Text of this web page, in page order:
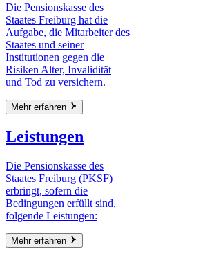
Die Pensionskasse des
Staates Freiburg hat die
Aufgabe, die Mitarbeiter des
Staates und seiner
Institutionen gegen die
Risiken Alter, Invalidität
und Tod zu versichern.
Mehr erfahren
Leistungen
Die Pensionskasse des
Staates Freiburg (PKSF)
erbringt, sofern die
Bedingungen erfüllt sind,
folgende Leistungen:
Mehr erfahren